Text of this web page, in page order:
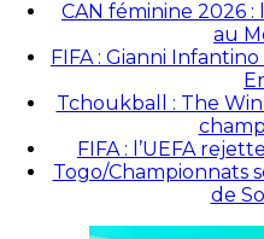
CAN féminine 2026
au
FIFA : Gianni
Tchoukball : The
FIFA : l’UEFA
Togo/Championnats
de